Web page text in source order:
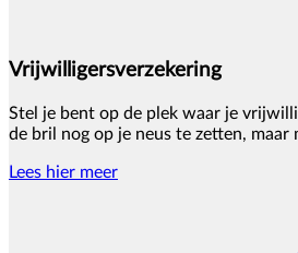
Vrijwilligersverzekering
Stel je bent op de plek waar je
de bril nog op je neus te zetten,
Lees hier meer